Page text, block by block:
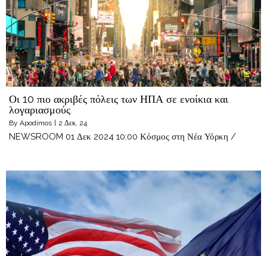
Οι 10 πιο ακριβές πόλεις των ΗΠΑ σε ενοίκια και
λογαριασμούς
By Apodimos | 2 Δεκ, 24
NEWSROOM 01 Δεκ 2024 10:00 Κόσμος στη Νέα Υόρκη /